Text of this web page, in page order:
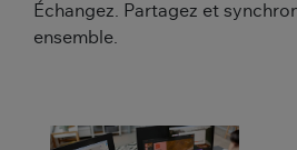
Échangez. Partagez et
ensemble.